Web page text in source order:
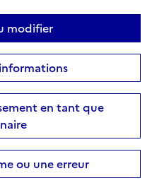
modifier
en tant que
ou une erreur